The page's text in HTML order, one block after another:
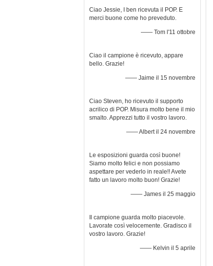
Ciao Jessie, I ben ricevuta il POP. E
merci buone come ho preveduto.
—— Tom l'11 ottobre
Ciao il campione è ricevuto, appare
bello. Grazie!
—— Jaime il 15 novembre
Ciao Steven, ho ricevuto il supporto
acrilico di POP. Misura molto bene il mio
smalto. Apprezzi tutto il vostro lavoro.
—— Albert il 24 novembre
Le esposizioni guarda così buone!
Siamo molto felici e non possiamo
aspettare per vederlo in reale!! Avete
fatto un lavoro molto buon! Grazie!
—— James il 25 maggio
Il campione guarda molto piacevole.
Lavorate così velocemente. Gradisco il
vostro lavoro. Grazie!
—— Kelvin il 5 aprile